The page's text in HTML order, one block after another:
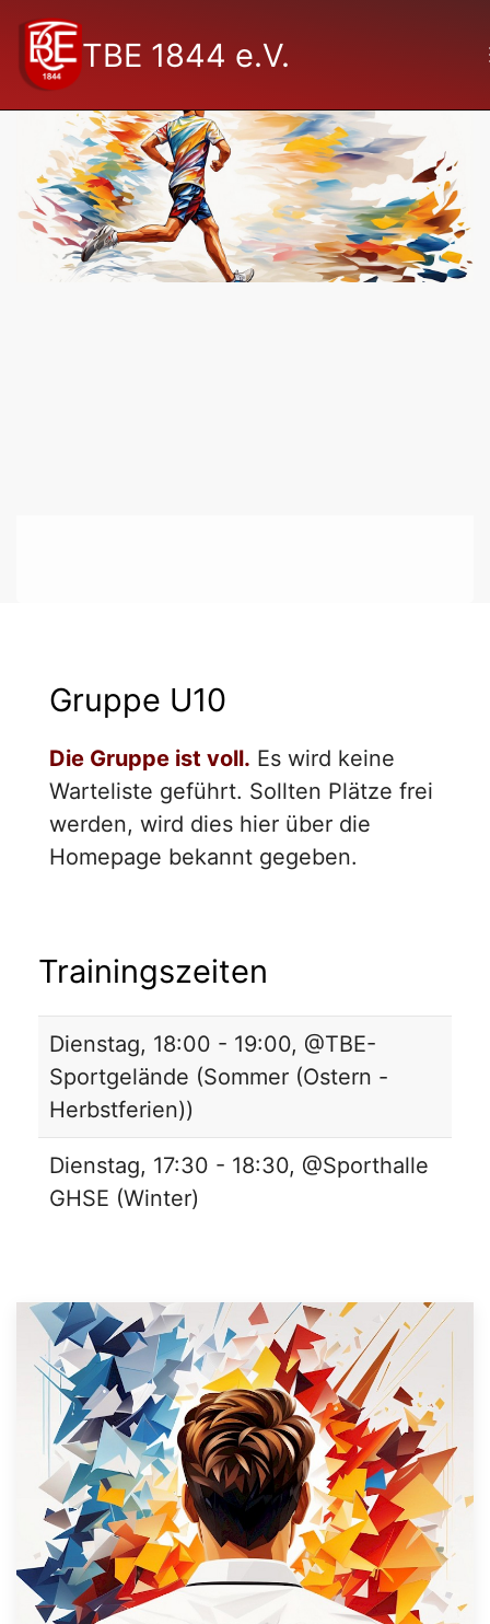
TBE 1844 e.V.
Gruppe U10
Die Gruppe ist voll. Es wird keine
Warteliste geführt. Sollten Plätze frei
werden, wird dies hier über die
Homepage bekannt gegeben.
Trainingszeiten
Dienstag, 18:00 - 19:00, @TBE-
Sportgelände (Sommer (Ostern -
Herbstferien))
Dienstag, 17:30 - 18:30, @Sporthalle
GHSE (Winter)